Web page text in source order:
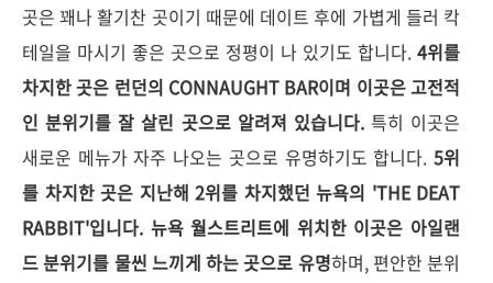
곳은 꽤나 활기찬 곳이기 때문에 데이트 후에 가볍게 들러 칵
테일을 마시기 좋은 곳으로 정평이 나 있기도 합니다. 4위를
차지한 곳은 런던의 CONNAUGHT BAR이며 이곳은 고전적
인 분위기를 잘 살린 곳으로 알려져 있습니다.특히 이곳은
새로운 메뉴가 자주 나오는 곳으로 유명하기도 합니다. 5위
를 차지한 곳은 지난해 2위를 차지했던 뉴욕의 'THE DEAT
RABBIT'입니다. 뉴욕 월스트리트에 위치한 이곳은 아일랜
드 분위기를 물씬 느끼게 하는 곳으로 유명하며, 편안한 분위